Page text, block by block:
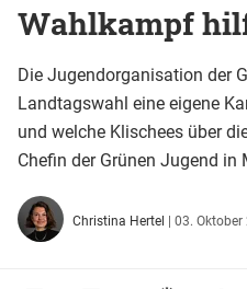
Wahlkampf
Die Jugendorganisation der
Landtagswahl eine eigene
und welche Klischees über
Chefin der Grünen Jugend in
Christina Hertel | 03. Oktober